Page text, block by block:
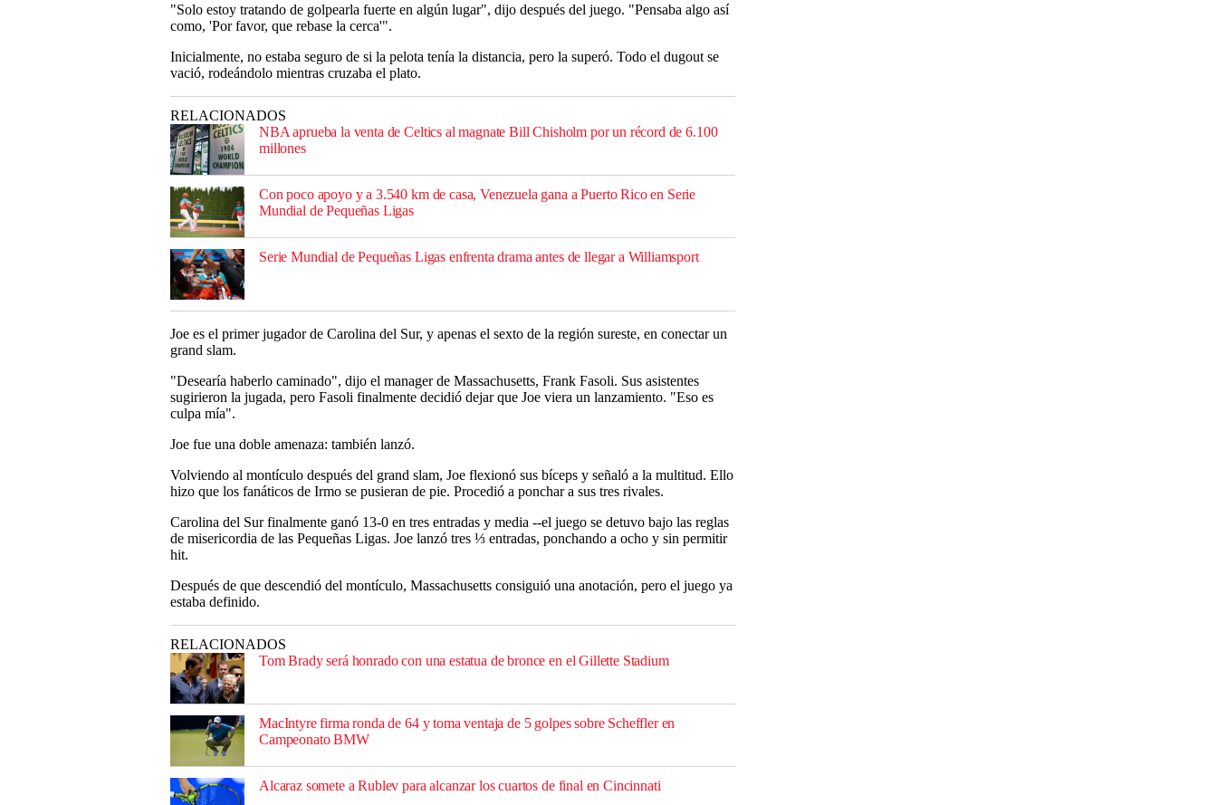
"Solo estoy tratando de golpearla fuerte en algún lugar", dijo después del juego. "Pensaba algo así
como, 'Por favor, que rebase la cerca'".
Inicialmente, no estaba seguro de si la pelota tenía la distancia, pero la superó. Todo el dugout se
vació, rodeándolo mientras cruzaba el plato.
RELACIONADOS
NBA aprueba la venta de Celtics al magnate Bill Chisholm por un récord de 6.100
millones
Con poco apoyo y a 3.540 km de casa, Venezuela gana a Puerto Rico en Serie
Mundial de Pequeñas Ligas
Serie Mundial de Pequeñas Ligas enfrenta drama antes de llegar a Williamsport
Joe es el primer jugador de Carolina del Sur, y apenas el sexto de la región sureste, en conectar un
grand slam.
"Desearía haberlo caminado", dijo el manager de Massachusetts, Frank Fasoli. Sus asistentes
sugirieron la jugada, pero Fasoli finalmente decidió dejar que Joe viera un lanzamiento. "Eso es
culpa mía".
Joe fue una doble amenaza: también lanzó.
Volviendo al montículo después del grand slam, Joe flexionó sus bíceps y señaló a la multitud. Ello
hizo que los fanáticos de Irmo se pusieran de pie. Procedió a ponchar a sus tres rivales.
Carolina del Sur finalmente ganó 13-0 en tres entradas y media --el juego se detuvo bajo las reglas
de misericordia de las Pequeñas Ligas. Joe lanzó tres ⅓ entradas, ponchando a ocho y sin permitir
hit.
Después de que descendió del montículo, Massachusetts consiguió una anotación, pero el juego ya
estaba definido.
RELACIONADOS
Tom Brady será honrado con una estatua de bronce en el Gillette Stadium
MacIntyre firma ronda de 64 y toma ventaja de 5 golpes sobre Scheffler en
Campeonato BMW
Alcaraz somete a Rublev para alcanzar los cuartos de final en Cincinnati